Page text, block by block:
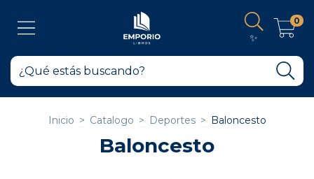
✨
0
Inicio > Catalogo > Deportes > Baloncesto
Baloncesto